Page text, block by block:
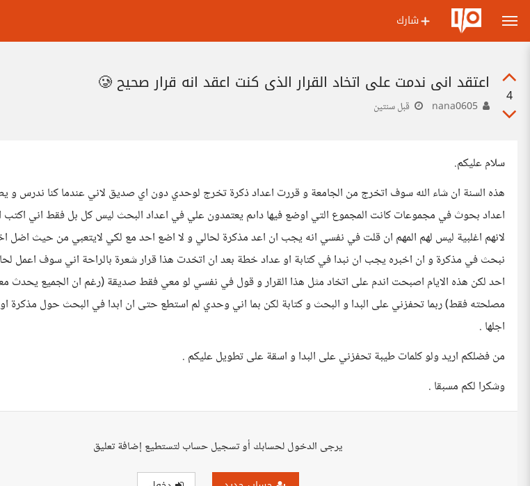
شارك
4
اعتقد اني ندمت على اتخاد القرار الذي كنت اعقد انه قرار صحيح 🥲
قبل سنتين
سلام عليكم.
هذه السنة ان شاء الله سوف اتخرج من الجامعة و قررت اعداد ذكرة تخرج لوحدي دون اي صديق لاني عندما كنا ندرس و
اعداد بحوث في مجموعات كانت المجموع التي اوضع فيها داىم يعتمدون علي في اعداد البحث ليس كل بل فقط اني اكتب
لانهم اغلبية ليس لهم المهم ان قلت في نفسي انه يجب ان اعد مذكرة لحالي و لا اضع احد مع لكي لايتعبي من حيث اضل
نبحث في مذكرة و ان اخبره يجب ان نبدا في كتابة او عداد خطة بعد ان اتخدت هذا قرار شعرة بالراحة اني سوف اعمل
احد لكن هذه الايام اصبحت اندم على اتخاد مثل هذا القرار و قول في نفسي لو معي فقط صديقة (رغم ان الجميع يحدث
مصلحته فقط) ربما تحفزني على البدا و البحث و كتابة لكن بما اني وحدي لم استطع حتى ان ابدا في البحث حول مذكرة
اجلها .
من فضلكم اريد ولو كلمات طيبة تحفزني على البدا و اسقة على تطويل عليكم .
وشكرا لكم مسبقا .
يرجى الدخول لحسابك أو تسجيل حساب لتستطيع إضافة تعليق